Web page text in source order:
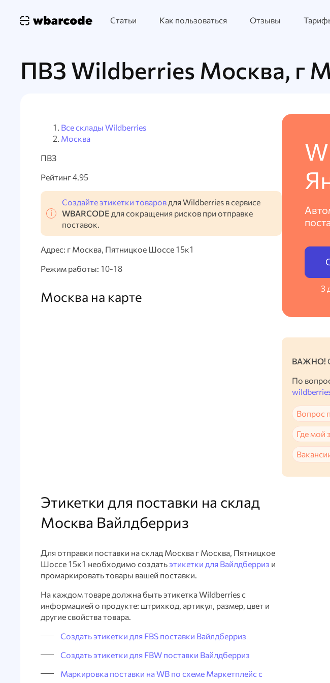
Статьи Как пользоваться Отзывы
ПВЗ Wildberries Москва, г
Все склады Wildberries
Москва
ПВЗ
Рейтинг 4.95
Создайте этикетки товаров для Wildberries в сервисе
WBARCODE для сокращения рисков при отправке
поставок.
Адрес: г Москва, Пятницкое Шоссе 15к1
Режим работы: 10-18
Москва на карте
Этикетки для поставки на склад
Москва Вайлдберриз
Для отправки поставки на склад Москва г Москва, Пятницкое
Шоссе 15к1 необходимо создать этикетки для Вайлдберриз и
промаркировать товары вашей поставки.
На каждом товаре должна быть этикетка Wildberries с
информацией о продукте: штрихкод, артикул, размер, цвет и
другие свойства товара.
Создать этикетки для FBS поставки Вайлдберриз
Создать этикетки для FBW поставки Вайлдберриз
Маркировка поставки на WB по схеме Маркетплейс с
3
ВАЖНО!
По
Вопрос
Где мой